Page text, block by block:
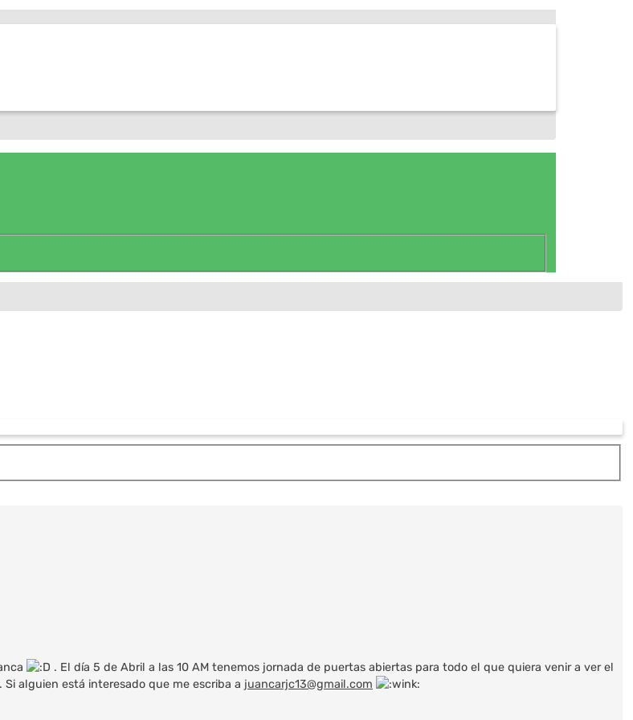
. El día 5 de Abril a las 10 AM tenemos jornada de puertas abiertas para todo el que quiera venir a ver el
alguien está interesado que me escriba a juancarjc13@gmail.com